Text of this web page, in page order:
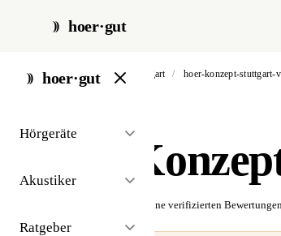
hoer·gut
hoer·gut
Hörgeräte
Akustiker
Ratgeber
start / akustiker / stuttgart / hoer-konzept-stuttgart-
Hör-
Noch keine verifizierten